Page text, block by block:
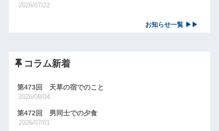
2026/07/22
お知らせ一覧 ▶▶
コラム新着
第473回 天草の宿でのこと
2026/08/04
第472回 男同士での夕食
2026/07/01